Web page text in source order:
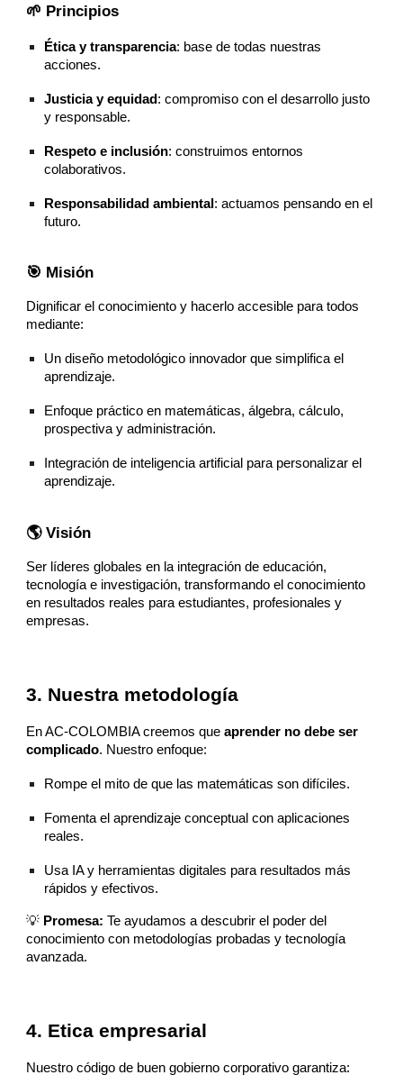
🌱 Principios
Ética y transparencia: base de todas nuestras
acciones.
Justicia y equidad : compromiso con el desarrollo justo
y responsable.
Respeto e inclusión: construimos entornos
colaborativos.
Responsabilidad ambiental : actuamos pensando en el
futuro.
🎯 Misión
Dignificar el conocimiento y hacerlo accesible para todos
mediante:
Un diseño metodológico innovador que simplifica el
aprendizaje.
Enfoque práctico en matemáticas, álgebra, cálculo,
prospectiva y administración.
Integración de inteligencia artificial para personalizar el
aprendizaje.
🌎 Visión
Ser líderes globales en la integración de educación,
tecnología e investigación, transformando el conocimiento
en resultados reales para estudiantes, profesionales y
empresas.
3. Nuestra metodología
En AC-COLOMBIA creemos queaprender no debe ser
complicado. Nuestro enfoque:
Rompe el mito de que las matemáticas son difíciles.
Fomenta el aprendizaje conceptual con aplicaciones
reales.
Usa IA y herramientas digitales para resultados más
rápidos y efectivos.
💡 Promesa: Te ayudamos a descubrir el poder del
conocimiento con metodologías probadas y tecnología
avanzada.
4. Etica empresarial
Nuestro código de buen gobierno corporativo garantiza: